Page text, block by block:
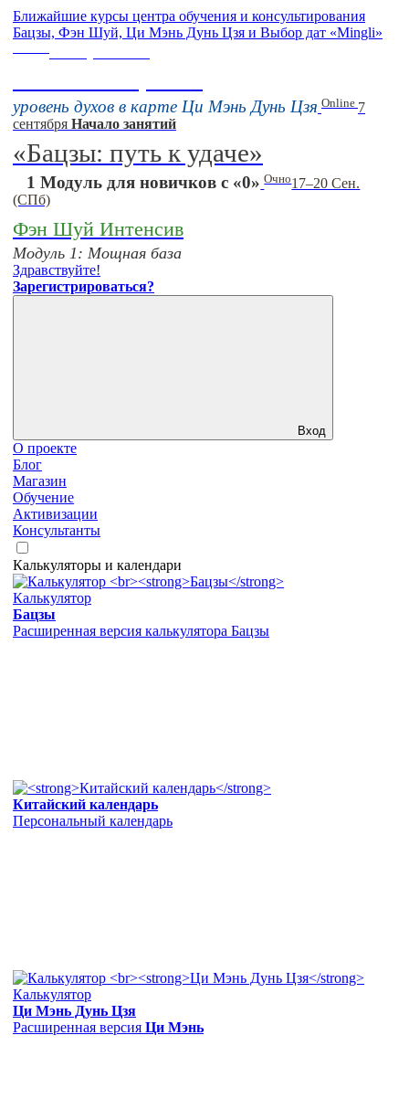
Ближайшие курсы центра обучения и консультирования
Бацзы, Фэн Шуй, Ци Мэнь Дунь Цзя и Выбор дат «Mingli»
уровень духов в карте Ци Мэнь Дунь Цзя Online 7
сентября Начало занятий
«Бацзы: путь к удаче»
1 Модуль для новичков с «0» Очно17–20 Сен.
(СПб)
Фэн Шуй Интенсив
Модуль 1: Мощная база
Здравствуйте!
Зарегистрироваться?
Вход
О проекте
Блог
Магазин
Обучение
Активизации
Консультанты
Калькуляторы и календари
Калькулятор
Бацзы
Расширенная версия калькулятора Бацзы
Китайский календарь
Персональный календарь
Калькулятор
Ци Мэнь Дунь Цзя
Расширенная версия Ци Мэнь